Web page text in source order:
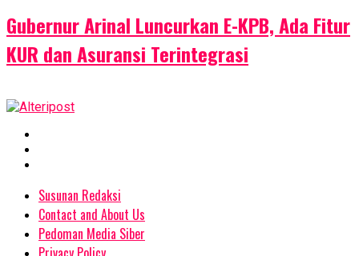
Gubernur Arinal Luncurkan E-KPB, Ada Fitur
KUR dan Asuransi Terintegrasi
Susunan Redaksi
Contact and About Us
Pedoman Media Siber